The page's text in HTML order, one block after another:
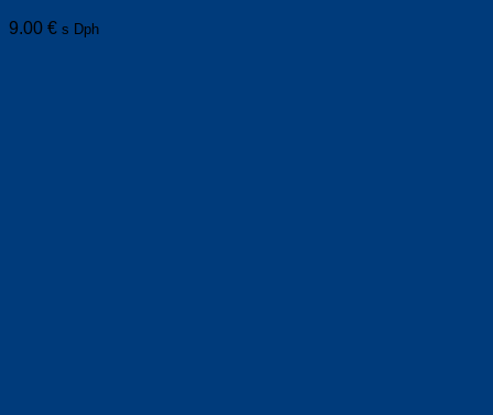
9.00 € s Dph